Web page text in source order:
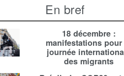
En bref
18 décembre :
manifestations
journée
des migrants